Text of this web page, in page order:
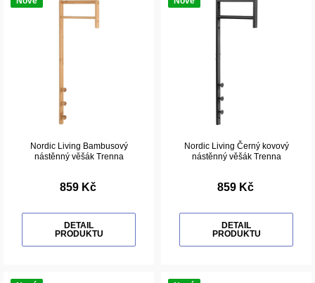
Nordic Living Bambusový
nástěnný věšák Trenna
859 Kč
DETAIL
PRODUKTU
Nordic Living Černý kovový
nástěnný věšák Trenna
859 Kč
DETAIL
PRODUKTU